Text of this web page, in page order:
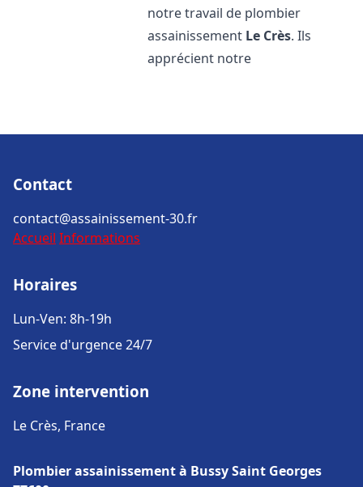
notre travail de plombier
assainissement Le Crès. Ils
apprécient notre
Contact
contact@assainissement-30.fr
Accueil Informations
Horaires
Lun-Ven: 8h-19h
Service d'urgence 24/7
Zone intervention
Le Crès, France
Plombier assainissement à Bussy Saint Georges